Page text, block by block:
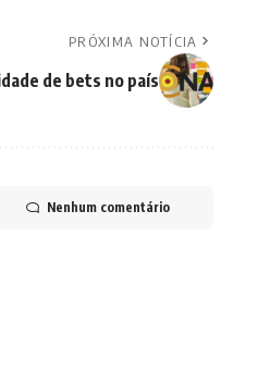
PRÓXIMA NOTÍCIA
de bets no país
Nenhum comentário